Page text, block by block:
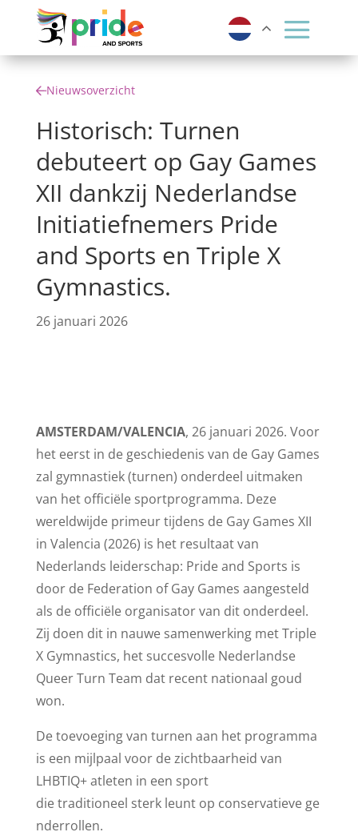
Nieuwsoverzicht
Historisch: Turnen
debuteert op Gay Games
XII dankzij Nederlandse
Initiatiefnemers Pride
and Sports en Triple X
Gymnastics.
26 januari 2026
AMSTERDAM/VALENCIA, 26 januari 2026. Voor
het eerst in de geschiedenis van de Gay Games
zal gymnastiek (turnen) onderdeel uitmaken
van het officiële sportprogramma. Deze
wereldwijde primeur tijdens de Gay Games XII
in Valencia (2026) is het resultaat van
Nederlands leiderschap: Pride and Sports is
door de Federation of Gay Games aangesteld
als de officiële organisator van dit onderdeel.
Zij doen dit in nauwe samenwerking met Triple
X Gymnastics, het succesvolle Nederlandse
Queer Turn Team dat recent nationaal goud
won.
De toevoeging van turnen aan het programma
is een mijlpaal voor de zichtbaarheid van
LHBTIQ+ atleten in een sport
die traditioneel sterk leunt op conservatieve ge
nderrollen.